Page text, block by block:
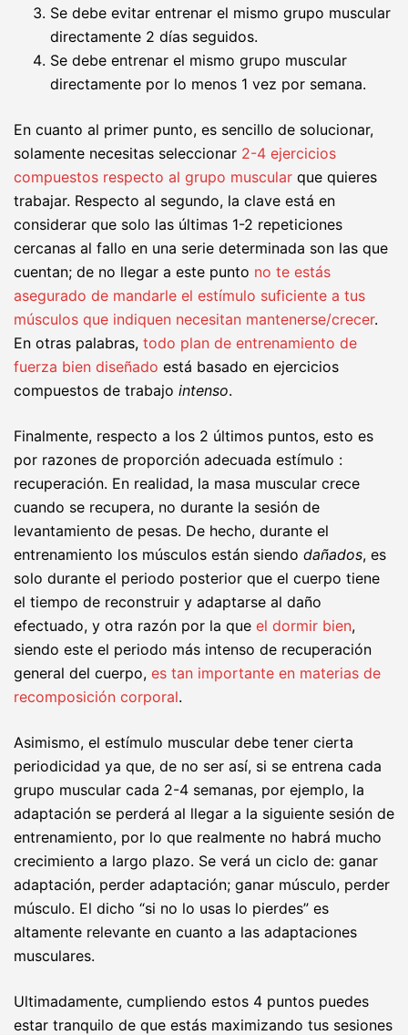
Se debe evitar entrenar el mismo grupo muscular
directamente 2 días seguidos.
Se debe entrenar el mismo grupo muscular
directamente por lo menos 1 vez por semana.
En cuanto al primer punto, es sencillo de solucionar,
solamente necesitas seleccionar 2-4 ejercicios
compuestos respecto al grupo muscular que quieres
trabajar. Respecto al segundo, la clave está en
considerar que solo las últimas 1-2 repeticiones
cercanas al fallo en una serie determinada son las que
cuentan; de no llegar a este punto no te estás
asegurado de mandarle el estímulo suficiente a tus
músculos que indiquen necesitan mantenerse/crecer.
En otras palabras, todo plan de entrenamiento de
fuerza bien diseñado está basado en ejercicios
compuestos de trabajo intenso.
Finalmente, respecto a los 2 últimos puntos, esto es
por razones de proporción adecuada estímulo :
recuperación. En realidad, la masa muscular crece
cuando se recupera, no durante la sesión de
levantamiento de pesas. De hecho, durante el
entrenamiento los músculos están siendo dañados, es
solo durante el periodo posterior que el cuerpo tiene
el tiempo de reconstruir y adaptarse al daño
efectuado, y otra razón por la que el dormir bien,
siendo este el periodo más intenso de recuperación
general del cuerpo, es tan importante en materias de
recomposición corporal.
Asimismo, el estímulo muscular debe tener cierta
periodicidad ya que, de no ser así, si se entrena cada
grupo muscular cada 2-4 semanas, por ejemplo, la
adaptación se perderá al llegar a la siguiente sesión de
entrenamiento, por lo que realmente no habrá mucho
crecimiento a largo plazo. Se verá un ciclo de: ganar
adaptación, perder adaptación; ganar músculo, perder
músculo. El dicho “si no lo usas lo pierdes” es
altamente relevante en cuanto a las adaptaciones
musculares.
Ultimadamente, cumpliendo estos 4 puntos puedes
estar tranquilo de que estás maximizando tus sesiones